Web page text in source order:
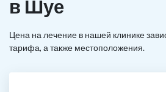
в Шуе
Цена на лечение в нашей клинике
тарифа, а также местоположения.